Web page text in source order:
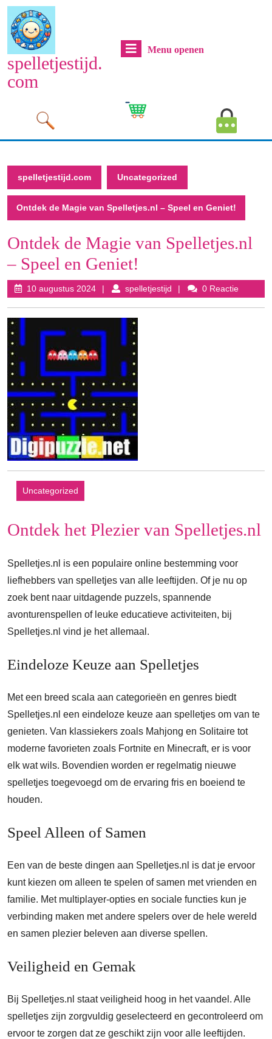
Naar
inhoud
gaan
spelletjestijd.
com
Menu openenMenu
Cart
spelletjestijd.com Uncategorized
Ontdek de Magie van Spelletjes.nl – Speel en Geniet!
Ontdek de Magie van Spelletjes.nl
– Speel en Geniet!
10 augustus 202410
augustus
spelletjestijd spelletjestijd0 Reactie
Uncategorized
Ontdek het Plezier van Spelletjes.nl
Spelletjes.nl is een populaire online bestemming voor
liefhebbers van spelletjes van alle leeftijden. Of je nu op
zoek bent naar uitdagende puzzels, spannende
avonturenspellen of leuke educatieve activiteiten, bij
Spelletjes.nl vind je het allemaal.
Eindeloze Keuze aan Spelletjes
Met een breed scala aan categorieën en genres biedt
Spelletjes.nl een eindeloze keuze aan spelletjes om van te
genieten. Van klassiekers zoals Mahjong en Solitaire tot
moderne favorieten zoals Fortnite en Minecraft, er is voor
elk wat wils. Bovendien worden er regelmatig nieuwe
spelletjes toegevoegd om de ervaring fris en boeiend te
houden.
Speel Alleen of Samen
Een van de beste dingen aan Spelletjes.nl is dat je ervoor
kunt kiezen om alleen te spelen of samen met vrienden en
familie. Met multiplayer-opties en sociale functies kun je
verbinding maken met andere spelers over de hele wereld
en samen plezier beleven aan diverse spellen.
Veiligheid en Gemak
Bij Spelletjes.nl staat veiligheid hoog in het vaandel. Alle
spelletjes zijn zorgvuldig geselecteerd en gecontroleerd om
ervoor te zorgen dat ze geschikt zijn voor alle leeftijden.